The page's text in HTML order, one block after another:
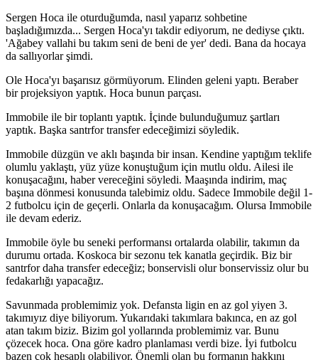
Sergen Hoca ile oturduğumda, nasıl yaparız sohbetine
başladığımızda... Sergen Hoca'yı takdir ediyorum, ne dediyse çıktı.
'Ağabey vallahi bu takım seni de beni de yer' dedi. Bana da hocaya
da sallıyorlar şimdi.
Ole Hoca'yı başarısız görmüyorum. Elinden geleni yaptı. Beraber
bir projeksiyon yaptık. Hoca bunun parçası.
Immobile ile bir toplantı yaptık. İçinde bulunduğumuz şartları
yaptık. Başka santrfor transfer edeceğimizi söyledik.
Immobile düzgün ve aklı başında bir insan. Kendine yaptığım teklife
olumlu yaklaştı, yüz yüze konuştuğum için mutlu oldu. Ailesi ile
konuşacağını, haber vereceğini söyledi. Maaşında indirim, maç
başına dönmesi konusunda talebimiz oldu. Sadece Immobile değil 1-
2 futbolcu için de geçerli. Onlarla da konuşacağım. Olursa Immobile
ile devam ederiz.
Immobile öyle bu seneki performansı ortalarda olabilir, takımın da
durumu ortada. Koskoca bir sezonu tek kanatla geçirdik. Biz bir
santrfor daha transfer edeceğiz; bonservisli olur bonservissiz olur bu
fedakarlığı yapacağız.
Savunmada problemimiz yok. Defansta ligin en az gol yiyen 3.
takımıyız diye biliyorum. Yukarıdaki takımlara bakınca, en az gol
atan takım biziz. Bizim gol yollarında problemimiz var. Bunu
çözecek hoca. Ona göre kadro planlaması verdi bize. İyi futbolcu
bazen çok hesaplı olabiliyor. Önemli olan bu formanın hakkını